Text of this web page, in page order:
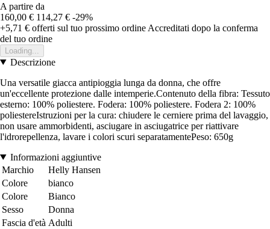
A partire da
160,00 € 114,27 € -29%
+5,71 € offerti sul tuo prossimo ordine Accreditati dopo la conferma
del tuo ordine
Loading...
Descrizione
Una versatile giacca antipioggia lunga da donna, che offre
un'eccellente protezione dalle intemperie.Contenuto della fibra: Tessuto
esterno: 100% poliestere. Fodera: 100% poliestere. Fodera 2: 100%
poliestereIstruzioni per la cura: chiudere le cerniere prima del lavaggio,
non usare ammorbidenti, asciugare in asciugatrice per riattivare
l'idrorepellenza, lavare i colori scuri separatamentePeso: 650g
Informazioni aggiuntive
Marchio
Helly Hansen
Colore
bianco
Colore
Bianco
Sesso
Donna
Fascia d'età Adulti